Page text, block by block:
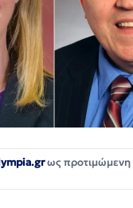
ως προτιμώμενη